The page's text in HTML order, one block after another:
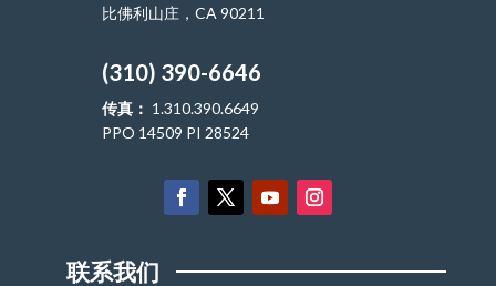
比佛利山庄，CA 90211
(310) 390-6646
传真： 1.310.390.6649
PPO 14509 PI 28524
联系我们